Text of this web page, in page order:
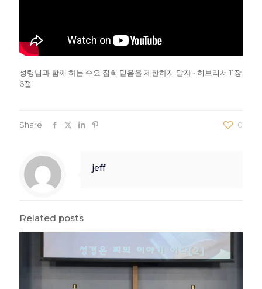
성령님과 함께 하는 수요 집회 믿음을 제한하지 말자~ 히브리서 11장
6절
Share 0
jeff
Related posts